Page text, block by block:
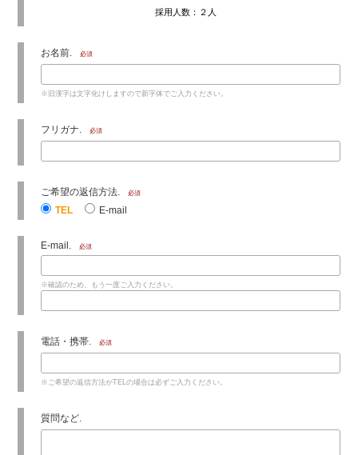
採用人数：２人
お名前. 必須
※旧漢字は文字化けしますので新字体でご入力ください。
フリガナ. 必須
ご希望の返信方法. 必須
TEL E-mail
E-mail. 必須
※確認のため、もう一度ご入力ください。
電話・携帯. 必須
※ご希望の返信方法がTELの場合は必ずご入力ください。
質問など.